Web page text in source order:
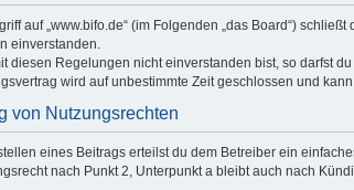
auf „www.bifo.de“ (im Folgenden „das Board“)
einverstanden.
diesen Regelungen nicht einverstanden bist, so darfst
wird auf unbestimmte Zeit geschlossen und
von Nutzungsrechten
eines Beitrags erteilst du dem Betreiber ein
nach Punkt 2, Unterpunkt a bleibt auch nach